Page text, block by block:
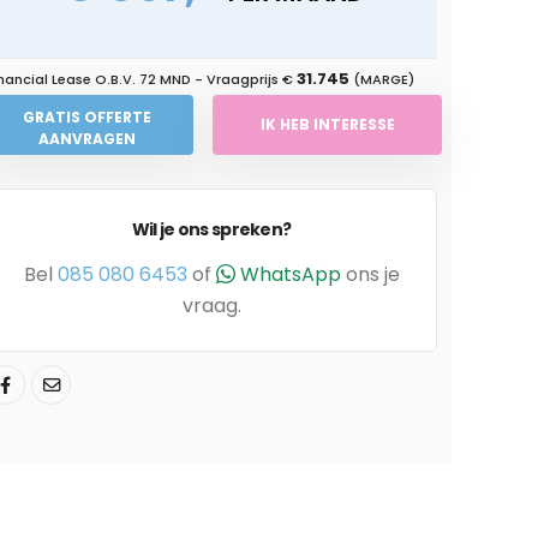
Lease O.B.V. 72 MND - Vraagprijs €31.745 (MARGE)
GRATIS OFFERTE
AANVRAGEN
IK HEB INTERESSE
Wil je ons spreken?
Bel 085 080 6453 of WhatsAppons je
vraag.